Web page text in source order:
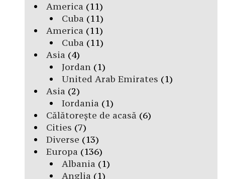
America (11)
Cuba (11)
America (11)
Cuba (11)
Asia (4)
Jordan(1)
United Arab Emirates (1)
Asia (2)
Iordania (1)
Călătorește de acasă (6)
Cities (7)
Diverse (13)
Europa (136)
Albania (1)
Anglia (1)